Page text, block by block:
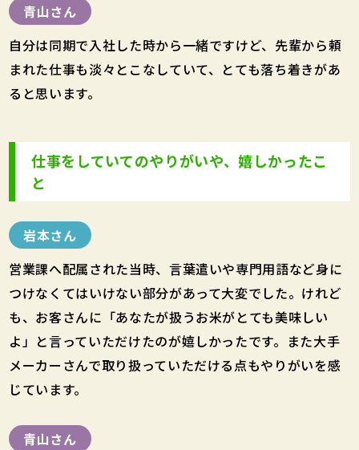
青山さん
自分は同期で入社した時から一緒ですけど、先輩から頼
まれた仕事も淡々とこなしていて、とても落ち着きがあ
ると思います。
仕事をしていてのやりがいや、嬉しかったこ
と
岩本さん
営業課へ配属された当時、言葉遣いや専門用語など身に
つけなくてはいけない部分があって大変でした。けれど
も、お客さんに「あなたが扱うお米がとても美味しい
よ」と言っていただけたのが嬉しかったです。また大手
メーカーさんで取り扱っていただける点もやりがいを感
じています。
青山さん